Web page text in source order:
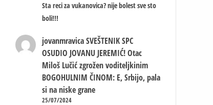
Sta reci za vukanovica? nije bolest sve sto
boli!!!
jovanmravica SVEŠTENIK SPC
OSUDIO JOVANU JEREMIĆ! Otac
Miloš Lučić zgrožen voditeljkinim
BOGOHULNIM ČINOM: E, Srbijo, pala
si na niske grane
25/07/2024